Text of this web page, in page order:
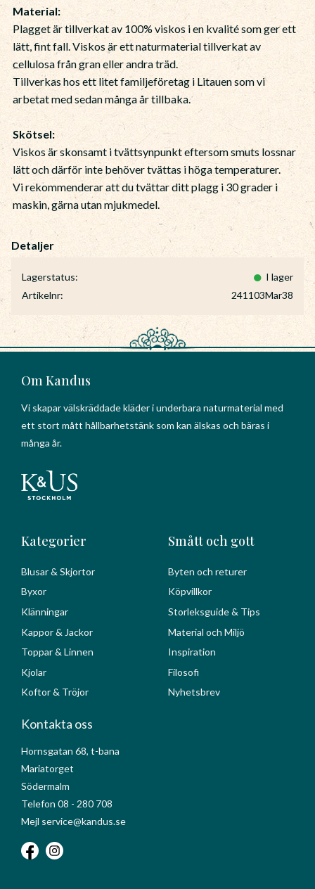
Lagerstatus
I lager
Artikelnr
241103Mar38
Material:
Plagget är tillverkat av 100% viskos i en kvalité som ger ett
lätt, fint fall. Viskos är ett naturmaterial tillverkat av
cellulosa från gran eller andra träd.
Tillverkas hos ett litet familjeföretag i Litauen som vi
arbetat med sedan många år tillbaka.
Skötsel:
Viskos är skonsamt i tvättsynpunkt eftersom smuts lossnar
lätt och därför inte behöver tvättas i höga temperaturer.
Vi rekommenderar att du tvättar ditt plagg i 30 grader i
maskin, gärna utan mjukmedel.
Om Kandus
Vi skapar välskräddade kläder i underbara naturmaterial med
ett stort mått hållbarhetstänk som kan älskas och bäras i
många år.
Kategorier
Blusar & Skjortor
Byxor
Klänningar
Kappor & Jackor
Toppar & Linnen
Kjolar
Koftor & Tröjor
Smått och gott
Byten och returer
Köpvillkor
Storleksguide & Tips
Material och Miljö
Inspiration
Filosofi
Nyhetsbrev
Kontakta oss
Hornsgatan 68, t-bana
Mariatorget
Södermalm
Telefon 08 - 280 708
Mejl service@kandus.se